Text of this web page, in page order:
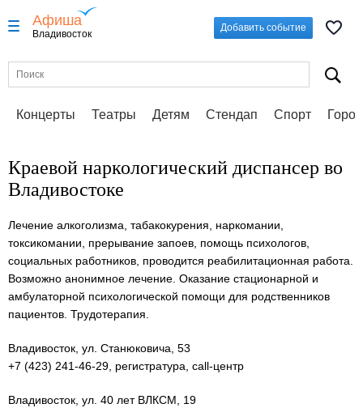
Афиша
Владивосток
Добавить событие
Концерты Театры Детям Стендап Спорт
Краевой наркологический диспансер во
Владивостоке
Лечение алкоголизма, табакокурения, наркомании,
токсикомании, прерывание запоев, помощь психологов,
социальных работников, проводится реабилитационная работа.
Возможно анонимное лечение. Оказание стационарной и
амбулаторной психологической помощи для родственников
пациентов. Трудотерапия.
Владивосток, ул. Станюковича, 53
+7 (423) 241-46-29, регистратура, call-центр
Владивосток, ул. 40 лет ВЛКСМ, 19